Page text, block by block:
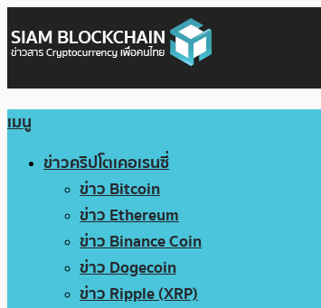
เมนู
ข่าวคริปโตเคอเรนซี่
ข่าว Bitcoin
ข่าว Ethereum
ข่าว Binance Coin
ข่าว Dogecoin
ข่าว Ripple (XRP)